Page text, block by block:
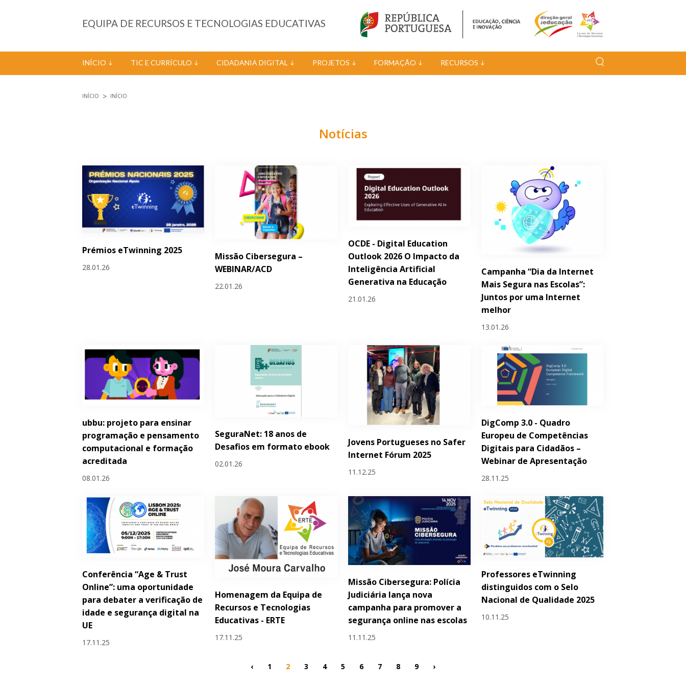
EQUIPA DE RECURSOS E TECNOLOGIAS EDUCATIVAS
INÍCIO TIC E CURRÍCULO CIDADANIA DIGITAL PROJETOS FORMAÇÃO RECURSOS
INÍCIO INÍCIO
Notícias
Prémios eTwinning 2025
28.01.26
Missão Cibersegura –
WEBINAR/ACD
22.01.26
OCDE - Digital Education
Outlook 2026 O Impacto da
Inteligência Artificial
Generativa na Educação
21.01.26
Campanha “Dia da Internet
Mais Segura nas Escolas”:
Juntos por uma Internet
melhor
13.01.26
ubbu: projeto para ensinar
programação e pensamento
computacional e formação
acreditada
08.01.26
SeguraNet: 18 anos de
Desafios em formato ebook
02.01.26
Jovens Portugueses no Safer
Internet Fórum 2025
11.12.25
DigComp 3.0 - Quadro
Europeu de Competências
Digitais para Cidadãos –
Webinar de Apresentação
28.11.25
Conferência “Age & Trust
Online”: uma oportunidade
para debater a verificação de
idade e segurança digital na
UE
17.11.25
Homenagem da Equipa de
Recursos e Tecnologias
Educativas - ERTE
17.11.25
Missão Cibersegura: Polícia
Judiciária lança nova
campanha para promover a
segurança online nas escolas
11.11.25
Professores eTwinning
distinguidos com o Selo
Nacional de Qualidade 2025
10.11.25
Páginas
‹ 1 2 3 4 5 6 7 8 9 ›